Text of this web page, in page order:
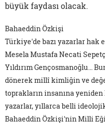
büyük faydası olacak.
Bahaeddin Özkişi
Türkiye'de bazı yazarlar
Mesela Mustafa Necati
Yıldırım Gençosmanoğlu...
dönerek millî kimliğin ve
toprakların insanına
yazarlar, yıllarca belli
Bahaeddin Özkişi'nin Milli